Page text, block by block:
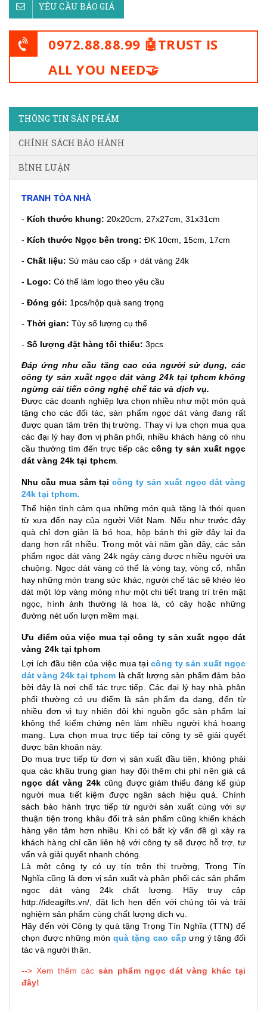
YÊU CẦU BÁO GIÁ
0972.88.88.99 🤖TRUST IS
ALL YOU NEED🤝
THÔNG TIN SẢN PHẨM
CHÍNH SÁCH BẢO HÀNH
BÌNH LUẬN
TRANH TÒA NHÀ
- Kích thước khung: 20x20cm, 27x27cm, 31x31cm
- Kích thước Ngọc bên trong: ĐK 10cm, 15cm, 17cm
- Chất liệu: Sứ màu cao cấp + dát vàng 24k
- Logo: Có thể làm logo theo yêu cầu
- Đóng gói: 1pcs/hộp quà sang trọng
- Thời gian: Tùy số lượng cụ thể
- Số lượng đặt hàng tối thiểu: 3pcs
Đáp ứng nhu cầu tăng cao của người sử dụng, các
công ty sản xuất ngọc dát vàng 24k tại tphcm không
ngừng cải tiến công nghệ chế tác và dịch vụ.
Được các doanh nghiệp lựa chọn nhiều như một món quà
tặng cho các đối tác, sản phẩm ngọc dát vàng đang rất
được quan tâm trên thị trường. Thay vì lựa chọn mua qua
các đại lý hay đơn vị phân phối, nhiều khách hàng có nhu
cầu thường tìm đến trực tiếp các công ty sản xuất ngọc
dát vàng 24k tại tphcm
Nhu cầu mua sắm tại công ty sản xuất ngọc dát vàng
24k tại tphcm.
Thể hiện tình cảm qua những món quà tặng là thói quen
từ xưa đến nay của người Việt Nam. Nếu như trước đây
quà chỉ đơn giản là bó hoa, hộp bánh thì giờ đây lại đa
dạng hơn rất nhiều. Trong một vài năm gần đây, các sản
phẩm ngọc dát vàng 24k ngày càng được nhiều người ưa
chuộng. Ngọc dát vàng có thể là vòng tay, vòng cổ, nhẫn
hay những món trang sức khác, người chế tác sẽ khéo léo
dát một lớp vàng mỏng như một chi tiết trang trí trên mặt
ngọc, hình ảnh thường là hoa lá, cỏ cây hoặc những
đường nét uốn lượn mềm mại.
Ưu điểm của việc mua tại công ty sản xuất ngọc dát
vàng 24k tại tphcm
Lợi ích đầu tiên của việc mua tạicông ty sản xuất ngọc
dát vàng 24k tại tphcm là chất lượng sản phẩm đảm bảo
bởi đây là nơi chế tác trực tiếp. Các đại lý hay nhà phân
phối thường có ưu điểm là sản phẩm đa dạng, đến từ
nhiều đơn vị tuy nhiên đôi khi nguồn gốc sản phẩm lại
không thể kiểm chứng nên làm nhiều người khá hoang
mang. Lựa chọn mua trực tiếp tại công ty sẽ giải quyết
được băn khoăn này.
Do mua trực tiếp từ đơn vị sản xuất đầu tiên, không phải
qua các khâu trung gian hay đội thêm chi phí nên giá cả
ngọc dát vàng 24kcũng được giảm thiểu đáng kể giúp
người mua tiết kiệm được ngân sách hiệu quả. Chính
sách bảo hành trực tiếp từ người sản xuất cùng với sự
thuận tiện trong khâu đổi trả sản phẩm cũng khiến khách
hàng yên tâm hơn nhiều. Khi có bất kỳ vấn đề gì xảy ra
khách hàng chỉ cần liên hệ với công ty sẽ được hỗ trợ, tư
vấn và giải quyết nhanh chóng.
Là một công ty có uy tín trên thị trường, Trọng Tín
Nghĩa cũng là đơn vị sản xuất và phân phối các sản phẩm
ngọc dát vàng 24k chất lượng. Hãy truy cập
http://ideagifts.vn/ , đặt lịch hẹn đến với chúng tôi và trải
nghiệm sản phẩm cùng chất lượng dịch vụ.
Hãy đến với Công ty quà tặng Trọng Tín Nghĩa (TTN) để
chọn được những món quà tặng cao cấp ưng ý tặng đối
tác và người thân.
--> Xem thêm cácsản phẩm ngọc dát vàng khác tại
đây!